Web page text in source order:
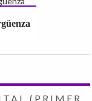
(PRIMER